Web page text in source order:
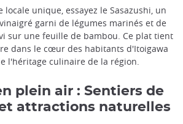
locale unique, essayez le Sasazushi, un
garni de légumes marinés et de
sur une feuille de bambou. Ce plat tient
dans le cœur des habitants d'Itoigawa
l'héritage culinaire de la région.
plein air : Sentiers de
attractions naturelles